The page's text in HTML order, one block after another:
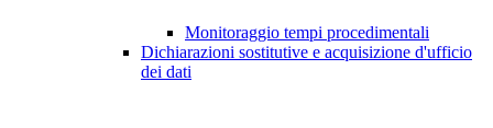
Monitoraggio tempi procedimentali
Dichiarazioni sostitutive e acquisizione d'ufficio
dei dati